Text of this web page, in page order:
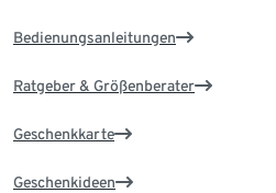
Bedienungsanleitungen
Ratgeber & Größenberater
Geschenkkarte
Geschenkideen